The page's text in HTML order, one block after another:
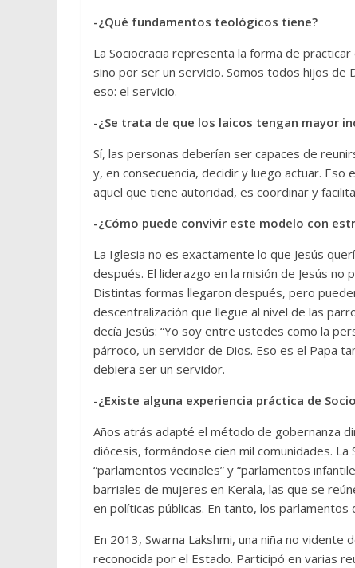
-¿Qué fundamentos teológicos tiene?
La Sociocracia representa la forma de
sino por ser un servicio. Somos todos hijos de
eso: el servicio.
-¿Se trata de que los laicos tengan mayor
Sí, las personas deberían ser capaces de
y, en consecuencia, decidir y luego actuar.
aquel que tiene autoridad, es coordinar y
-¿Cómo puede convivir este modelo con
La Iglesia no es exactamente lo que Jesús
después. El liderazgo en la misión de Jesús no
Distintas formas llegaron después, pero
descentralización que llegue al nivel de las
decía Jesús: “Yo soy entre ustedes como la
párroco, un servidor de Dios. Eso es el Papa
debiera ser un servidor.
-¿Existe alguna experiencia práctica de
Años atrás adapté el método de gobernanza
diócesis, formándose cien mil comunidades.
“parlamentos vecinales” y “parlamentos
barriales de mujeres en Kerala, las que se
en políticas públicas. En tanto, los
En 2013, Swarna Lakshmi, una niña no
reconocida por el Estado. Participó en varias